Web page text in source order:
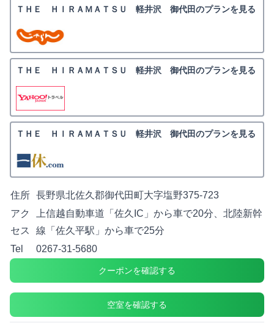
ＴＨＥ ＨＩＲＡＭＡＴＳＵ 軽井沢 御代田のプランを見る
ＴＨＥ ＨＩＲＡＭＡＴＳＵ 軽井沢 御代田のプランを見る
ＴＨＥ ＨＩＲＡＭＡＴＳＵ 軽井沢 御代田のプランを見る
住所 長野県北佐久郡御代田町大字塩野375-723
アク
セス
上信越自動車道「佐久IC」から車で20分、北陸新幹
線「佐久平駅」から車で25分
Tel
0267-31-5680
クーポンを確認する
空室を確認する